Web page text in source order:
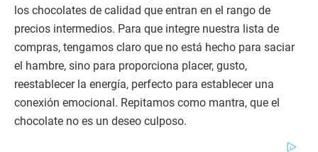
los chocolates de calidad que entran en el rango de
precios intermedios. Para que integre nuestra lista de
compras, tengamos claro que no está hecho para saciar
el hambre, sino para proporciona placer, gusto,
reestablecer la energía, perfecto para establecer una
conexión emocional. Repitamos como mantra, que el
chocolate no es un deseo culposo.